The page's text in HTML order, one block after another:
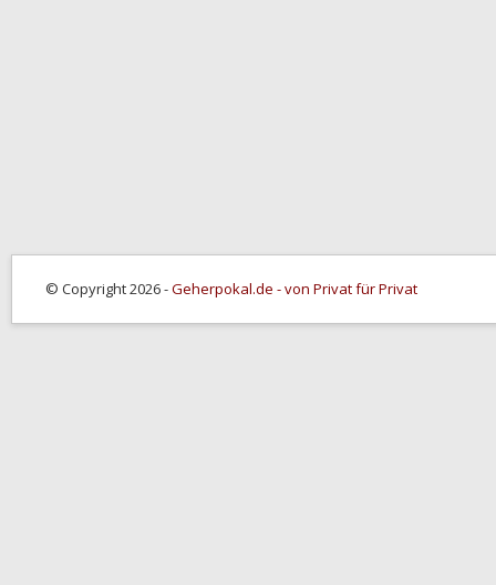
© Copyright 2026 -Geherpokal.de - von Privat für Privat